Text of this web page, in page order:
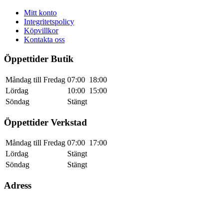
Mitt konto
Integritetspolicy
Köpvillkor
Kontakta oss
Öppettider Butik
Måndag till Fredag 07:00 18:00
Lördag
10:00 15:00
Söndag
Stängt
Öppettider Verkstad
Måndag till Fredag 07:00 17:00
Lördag
Stängt
Söndag
Stängt
Adress